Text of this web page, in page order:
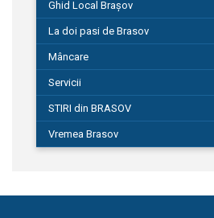
Ghid Local Brașov
La doi pasi de Brasov
Mâncare
Servicii
STIRI din BRASOV
Vremea Brasov